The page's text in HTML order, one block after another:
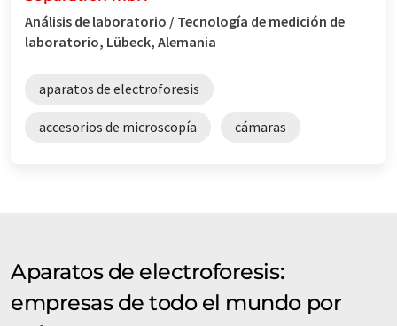
Análisis de laboratorio / Tecnología de medición de
laboratorio, Lübeck, Alemania
aparatos de electroforesis
accesorios de microscopía cámaras
Aparatos de electroforesis:
empresas de todo el mundo por